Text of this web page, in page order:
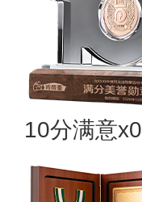
10分满意x0